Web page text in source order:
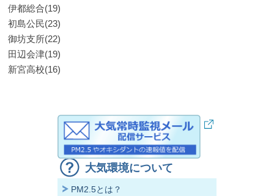
伊都総合(19)
初島公民(23)
御坊支所(22)
田辺会津(19)
新宮高校(16)
大気環境について
PM2.5とは？